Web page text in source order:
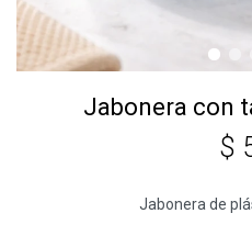
Jabonera con
$
Jabonera de